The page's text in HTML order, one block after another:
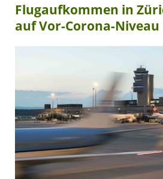
Flugaufkommen in
auf Vor-Corona-Niveau